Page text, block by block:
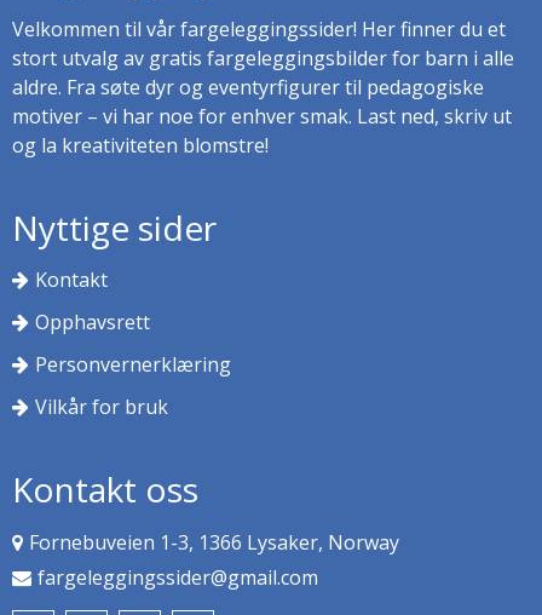
Velkommen til vår fargeleggingssider! Her finner du et
stort utvalg av gratis fargeleggingsbilder for barn i alle
aldre. Fra søte dyr og eventyrfigurer til pedagogiske
motiver – vi har noe for enhver smak. Last ned, skriv ut
og la kreativiteten blomstre!
Nyttige sider
Kontakt
Opphavsrett
Personvernerklæring
Vilkår for bruk
Kontakt oss
Fornebuveien 1-3, 1366 Lysaker, Norway
fargeleggingssider@gmail.com